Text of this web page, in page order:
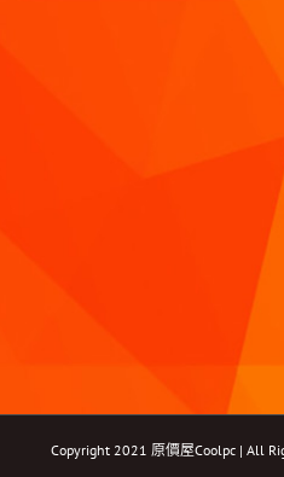
Copyright 2021 原價屋Coolpc | All